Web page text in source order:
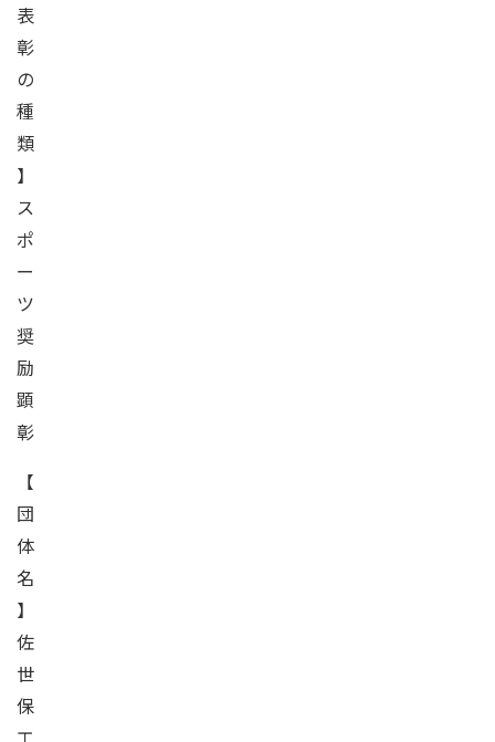
表
彰
の
種
類
】
ス
ポ
ー
ツ
奨
励
顕
彰
【
団
体
名
】
佐
世
保